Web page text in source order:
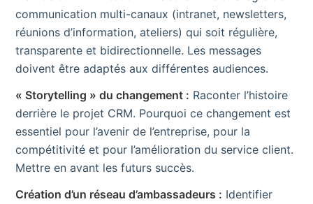
communication multi-canaux (intranet, newsletters,
réunions d’information, ateliers) qui soit régulière,
transparente et bidirectionnelle. Les messages
doivent être adaptés aux différentes audiences.
« Storytelling » du changement : Raconter l’histoire
derrière le projet CRM. Pourquoi ce changement est
essentiel pour l’avenir de l’entreprise, pour la
compétitivité et pour l’amélioration du service client.
Mettre en avant les futurs succès.
Création d’un réseau d’ambassadeurs : Identifier